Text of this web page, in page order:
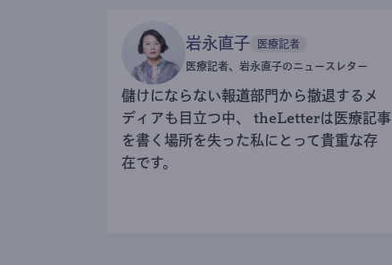
岩永直子 医療記者
医療記者、岩永直子のニュースレター
儲けにならない報道部門から撤退するメ
ディアも目立つ中、 theLetterは医療記事
を書く場所を失った私にとって貴重な存
在です。